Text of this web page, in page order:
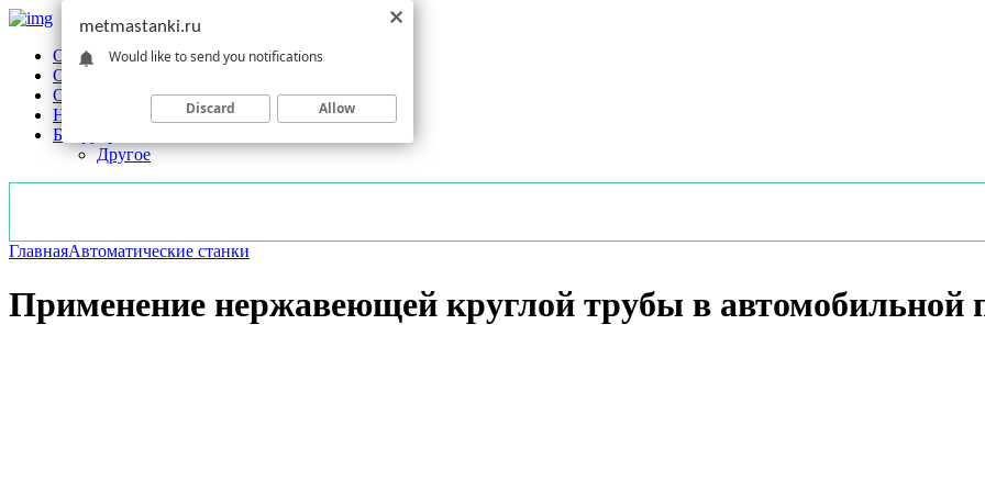
Обзоры станков
Оборудование
Обработка
Новости отрасли
Без рубрики
Другое
ГлавнаяАвтоматические станки
Применение нержавеющей круглой трубы в
metmastanki.ru
Would like to send you notifications
Discard Allow